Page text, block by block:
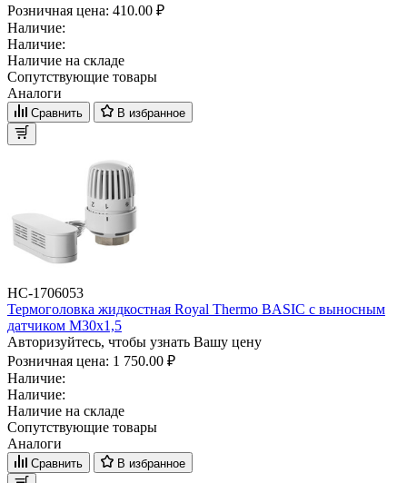
Розничная цена: 410.00 ₽
Наличие:
Наличие:
Наличие на складе
Сопутствующие товары
Аналоги
Сравнить В избранное
НС-1706053
Термоголовка жидкостная Royal Thermo BASIC с выносным
датчиком М30х1,5
Авторизуйтесь, чтобы узнать Вашу цену
Розничная цена: 1 750.00 ₽
Наличие:
Наличие:
Наличие на складе
Сопутствующие товары
Аналоги
Сравнить В избранное